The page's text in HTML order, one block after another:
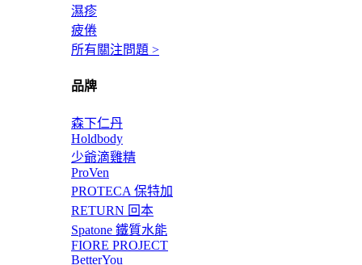
濕疹
疲倦
所有關注問題 >
品牌
森下仁丹
Holdbody
少爺滴雞精
ProVen
PROTECA 保特加
RETURN 回本
Spatone 鐵質水能
FIORE PROJECT
BetterYou